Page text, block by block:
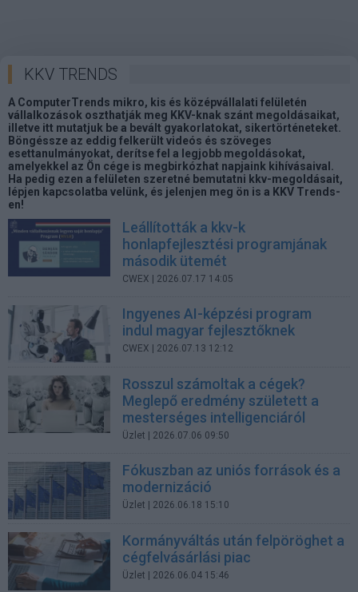
KKV TRENDS
A ComputerTrends mikro, kis és középvállalati felületén
vállalkozások oszthatják meg KKV-knak szánt megoldásaikat,
illetve itt mutatjuk be a bevált gyakorlatokat, sikertörténeteket.
Böngéssze az eddig felkerült videós és szöveges
esettanulmányokat, derítse fel a legjobb megoldásokat,
amelyekkel az Ön cége is megbirkózhat napjaink kihívásaival.
Ha pedig ezen a felületen szeretné bemutatni kkv-megoldásait,
lépjen kapcsolatba velünk, és jelenjen meg ön is a KKV Trends-
en!
Leállították a kkv-k
honlapfejlesztési programjának
második ütemét
CWEX | 2026.07.17 14:05
Ingyenes AI-képzési program
indul magyar fejlesztőknek
CWEX | 2026.07.13 12:12
Rosszul számoltak a cégek?
Meglepő eredmény született a
mesterséges intelligenciáról
Üzlet | 2026.07.06 09:50
Fókuszban az uniós források és a
modernizáció
Üzlet | 2026.06.18 15:10
Kormányváltás után felpöröghet a
cégfelvásárlási piac
Üzlet | 2026.06.04 15:46